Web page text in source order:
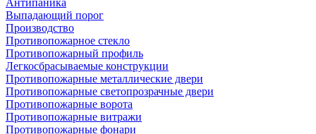
Антипаника
Выпадающий порог
Производство
Противопожарное стекло
Противопожарный профиль
Легкосбрасываемые конструкции
Противопожарные металлические двери
Противопожарные светопрозрачные двери
Противопожарные ворота
Противопожарные витражи
Противопожарные фонари